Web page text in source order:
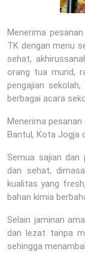
Menerima
TK dengan menu
sehat,
orang tua murid,
pengajian
berbagai acara
Menerima
Bantul, Kota Jogja
Semua sajian dan
dan sehat,
kualitas yang
bahan kimia
Selain jaminan
dan lezat tanpa
sehingga